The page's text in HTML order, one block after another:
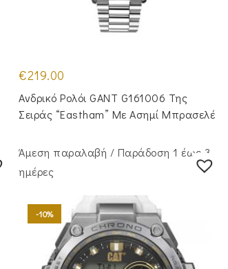
€219.00
Ανδρικό Ρολόι GANT G161006 Της
Σειράς “Eastham” Με Ασημί Μπρασελέ
Άμεση παραλαβή / Παράδoση 1 έως 3
ημέρες
-10%